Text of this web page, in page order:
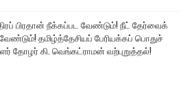
பிரதான் நீக்கப்பட வேண்டும்! நீட் தேர்வைக்
தமிழ்த்தேசியப் பேரியக்கப் பொதுச்
தோழர் கி. வெங்கட்ராமன் வற்புறுத்தல்!